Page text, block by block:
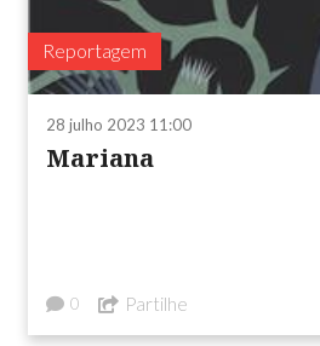
Reportagem
28 julho 2023 11:00
Mariana
0 Partilhe